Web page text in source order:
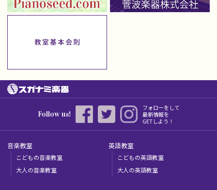
Follow us!
フォローをして
最新情報を
GETしよう！
音楽教室
こどもの音楽教室
大人の音楽教室
英語教室
こどもの英語教室
大人の英語教室